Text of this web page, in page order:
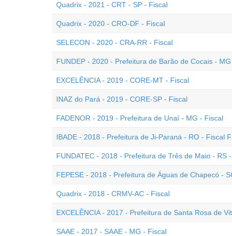
Quadrix - 2021 - CRT - SP - Fiscal
Quadrix - 2020 - CRO-DF - Fiscal
SELECON - 2020 - CRA-RR - Fiscal
FUNDEP - 2020 - Prefeitura de Barão de Cocais -
EXCELÊNCIA - 2019 - CORE-MT - Fiscal
INAZ do Pará - 2019 - CORE-SP - Fiscal
FADENOR - 2019 - Prefeitura de Unaí - MG - Fiscal
IBADE - 2018 - Prefeitura de Ji-Paraná - RO - Fiscal
FUNDATEC - 2018 - Prefeitura de Três de Maio - RS
FEPESE - 2018 - Prefeitura de Águas de Chapecó -
Quadrix - 2018 - CRMV-AC - Fiscal
EXCELÊNCIA - 2017 - Prefeitura de Santa Rosa de
SAAE - 2017 - SAAE - MG - Fiscal